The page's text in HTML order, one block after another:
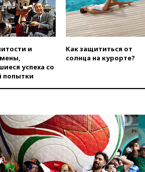
вчера, 19:35Памфилова
сообщила об омоложении
партийных списков на выборах
в Госдуму
вчера, 19:25 Путин
прокомментировал первый
номер «Единой России» в
вчера, 19:15Путин обсудил с
вчера, 18:56Wildberries
отрицает перенос основной
логистики за пределы России
вчера, 18:45 Крупнейший
склад маркетплейса Rozetka
и
успеха со
попытки
Как защититься от
солнца на курорте?